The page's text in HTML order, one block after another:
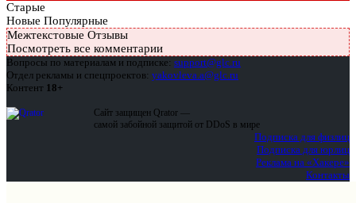
Старые
Новые Популярные
Межтекстовые Отзывы
Посмотреть все комментарии
Вопросы по материалам и подписке: support@glc.ru
Отдел рекламы и спецпроектов: yakovleva.a@glc.ru
Контент 18+
Сайт защищен Qrator —
самой забойной защитой от DDoS в мире
Подписка для физлиц
Подписка для юрлиц
Реклама на «Хакере»
Контакты